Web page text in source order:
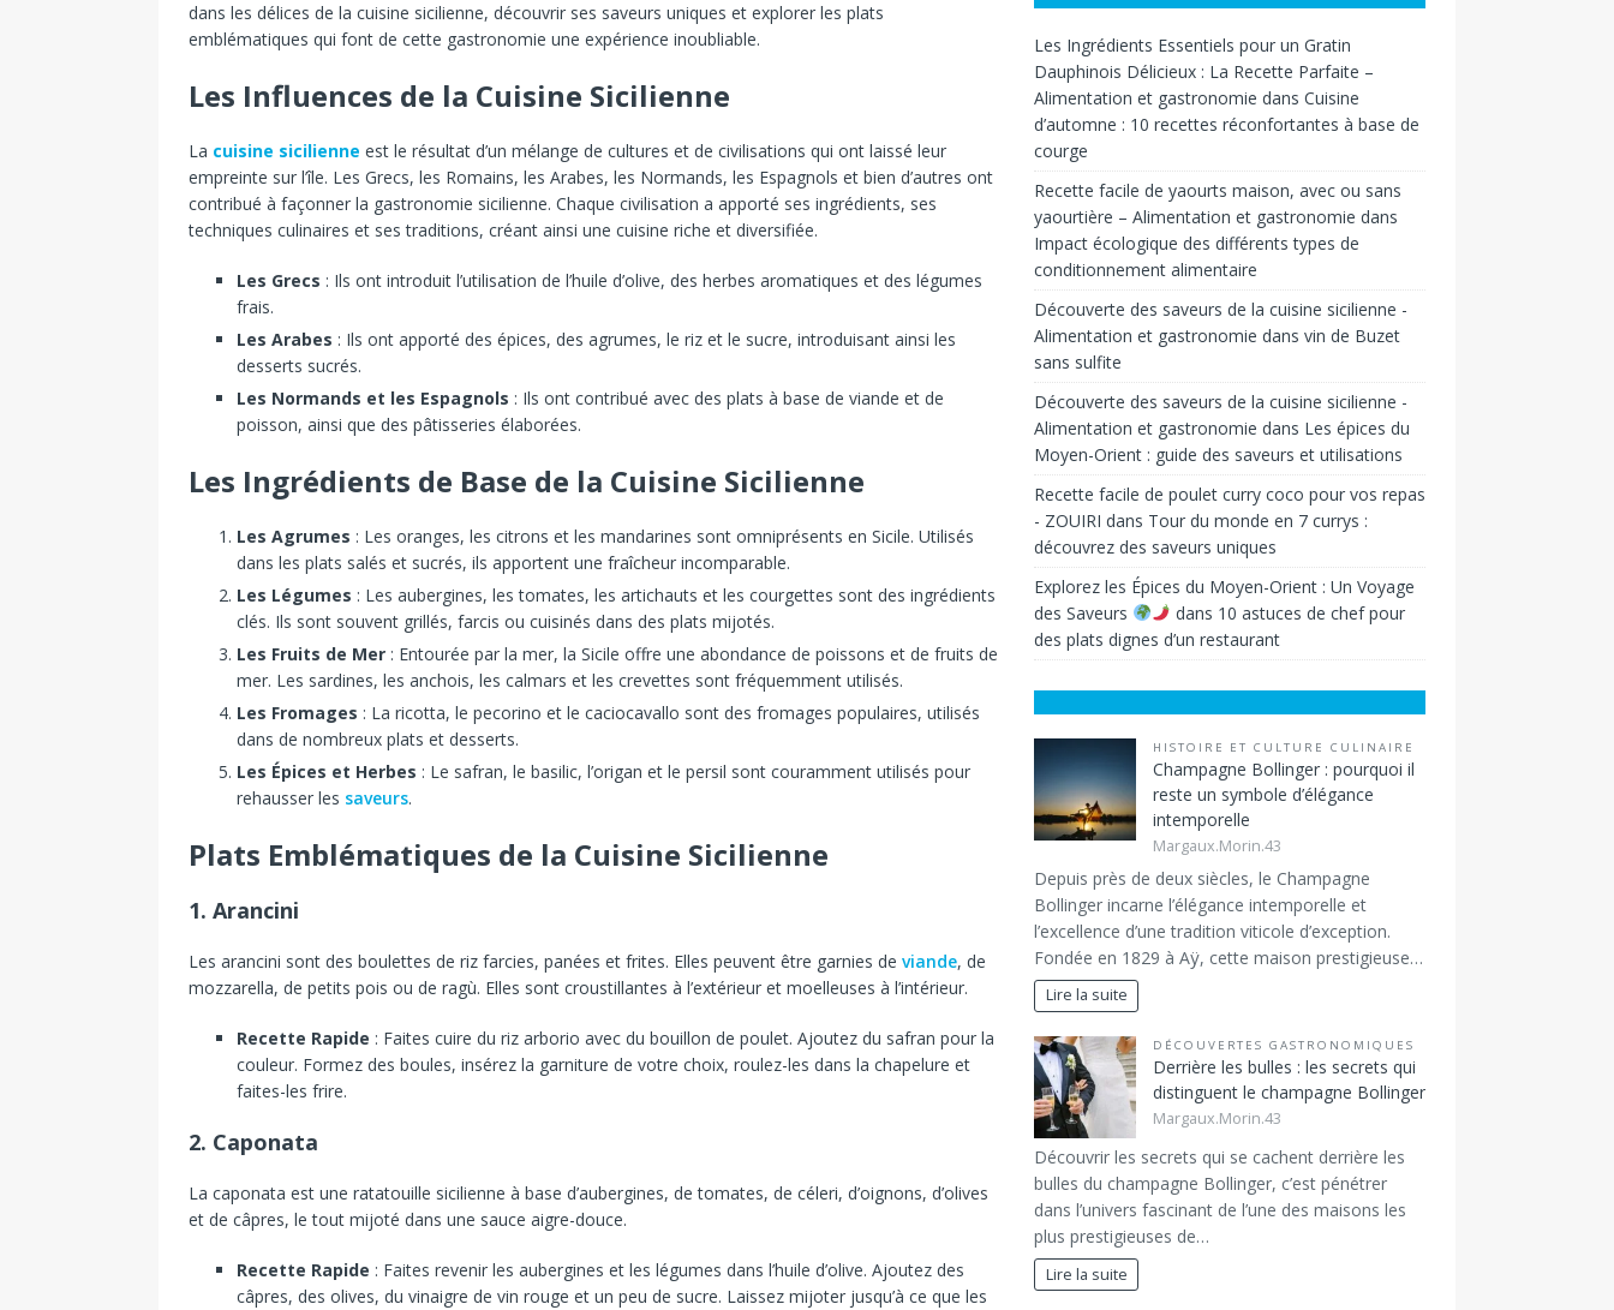
dans les délices de la cuisine sicilienne, découvrir ses saveurs uniques et explorer les plats
emblématiques qui font de cette gastronomie une expérience inoubliable.
Les Influences de la Cuisine Sicilienne
La cuisine sicilienne est le résultat d’un mélange de cultures et de civilisations qui ont laissé leur
empreinte sur l’île. Les Grecs, les Romains, les Arabes, les Normands, les Espagnols et bien d’autres ont
contribué à façonner la gastronomie sicilienne. Chaque civilisation a apporté ses ingrédients, ses
techniques culinaires et ses traditions, créant ainsi une cuisine riche et diversifiée.
Les Grecs : Ils ont introduit l’utilisation de l’huile d’olive, des herbes aromatiques et des légumes
frais.
Les Arabes : Ils ont apporté des épices, des agrumes, le riz et le sucre, introduisant ainsi les
desserts sucrés.
Les Normands et les Espagnols : Ils ont contribué avec des plats à base de viande et de
poisson, ainsi que des pâtisseries élaborées.
Les Ingrédients de Base de la Cuisine Sicilienne
Les Agrumes : Les oranges, les citrons et les mandarines sont omniprésents en Sicile. Utilisés
dans les plats salés et sucrés, ils apportent une fraîcheur incomparable.
Les Légumes : Les aubergines, les tomates, les artichauts et les courgettes sont des ingrédients
clés. Ils sont souvent grillés, farcis ou cuisinés dans des plats mijotés.
Les Fruits de Mer : Entourée par la mer, la Sicile offre une abondance de poissons et de fruits de
mer. Les sardines, les anchois, les calmars et les crevettes sont fréquemment utilisés.
Les Fromages : La ricotta, le pecorino et le caciocavallo sont des fromages populaires, utilisés
dans de nombreux plats et desserts.
Les Épices et Herbes : Le safran, le basilic, l’origan et le persil sont couramment utilisés pour
rehausser les saveurs.
Plats Emblématiques de la Cuisine Sicilienne
1. Arancini
Les arancini sont des boulettes de riz farcies, panées et frites. Elles peuvent être garnies de viande, de
mozzarella, de petits pois ou de ragù. Elles sont croustillantes à l’extérieur et moelleuses à l’intérieur.
Recette Rapide : Faites cuire du riz arborio avec du bouillon de poulet. Ajoutez du safran pour la
couleur. Formez des boules, insérez la garniture de votre choix, roulez-les dans la chapelure et
faites-les frire.
2. Caponata
La caponata est une ratatouille sicilienne à base d’aubergines, de tomates, de céleri, d’oignons, d’olives
et de câpres, le tout mijoté dans une sauce aigre-douce.
Recette Rapide : Faites revenir les aubergines et les légumes dans l’huile d’olive. Ajoutez des
câpres, des olives, du vinaigre de vin rouge et un peu de sucre. Laissez mijoter jusqu’à ce que les
Les Ingrédients Essentiels pour un Gratin
Dauphinois Délicieux : La Recette Parfaite –
Alimentation et gastronomie dans Cuisine
d’automne : 10 recettes réconfortantes à base de
courge
Recette facile de yaourts maison, avec ou sans
yaourtière – Alimentation et gastronomie dans
Impact écologique des différents types de
conditionnement alimentaire
Découverte des saveurs de la cuisine sicilienne -
Alimentation et gastronomie dans vin de Buzet
sans sulfite
Découverte des saveurs de la cuisine sicilienne -
Alimentation et gastronomie dans Les épices du
Moyen-Orient : guide des saveurs et utilisations
Recette facile de poulet curry coco pour vos repas
- ZOUIRI dans Tour du monde en 7 currys :
découvrez des saveurs uniques
Explorez les Épices du Moyen-Orient : Un Voyage
des Saveurs
dans 10 astuces de chef pour
des plats dignes d’un restaurant
HISTOIRE ET CULTURE CULINAIRE
Champagne Bollinger : pourquoi il
reste un symbole d’élégance
intemporelle
Margaux.Morin.43
Depuis près de deux siècles, le Champagne
Bollinger incarne l’élégance intemporelle et
l’excellence d’une tradition viticole d’exception.
Fondée en 1829 à Aÿ, cette maison prestigieuse…
Lire la suite
DÉCOUVERTES GASTRONOMIQUES
Derrière les bulles : les secrets qui
distinguent le champagne Bollinger
Margaux.Morin.43
Découvrir les secrets qui se cachent derrière les
bulles du champagne Bollinger, c’est pénétrer
dans l’univers fascinant de l’une des maisons les
plus prestigieuses de…
Lire la suite